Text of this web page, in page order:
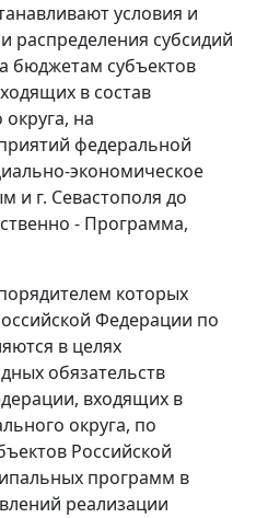
условия и
распределения субсидий
бюджетам субъектов
в состав
на
федеральной
экономическое
и г. Севастополя до
- Программа,
которых
Федерации по
в целях
обязательств
входящих в
округа, по
Российской
программ в
реализации